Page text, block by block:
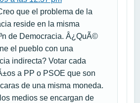
que el problema de la
reside en la misma
de Democracia. Â¿QuÃ©
el pueblo con una
indirecta? Votar cada
a PP o PSOE que son
de una misma moneda.
medios se encargan de